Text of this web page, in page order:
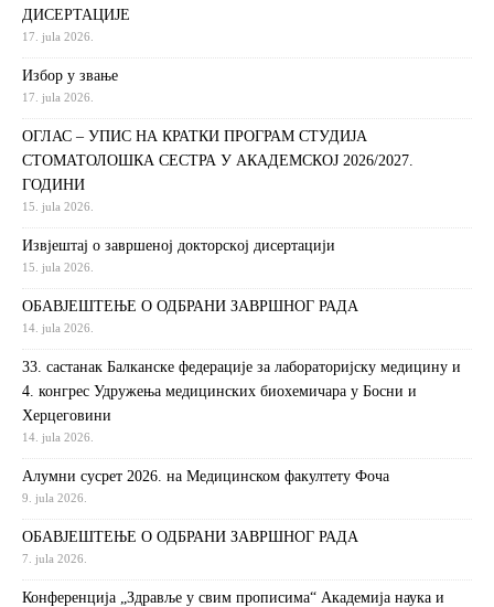
ДИСЕРТАЦИЈЕ
17. jula 2026.
Избор у звање
17. jula 2026.
ОГЛАС – УПИС НА КРАТКИ ПРОГРАМ СТУДИЈА
СТОМАТОЛОШКА СЕСТРА У АКАДЕМСКОЈ 2026/2027.
ГОДИНИ
15. jula 2026.
Извjeштaj o зaвршeнoj дoктoрскoj дисeртaциjи
15. jula 2026.
ОБАВЈЕШТЕЊЕ О ОДБРАНИ ЗАВРШНОГ РАДА
14. jula 2026.
33. састанак Балканске федерације за лабораторијску медицину и
4. конгрес Удружења медицинских биохемичара у Босни и
Херцеговини
14. jula 2026.
Алумни сусрет 2026. на Медицинском факултету Фоча
9. jula 2026.
ОБАВЈЕШТЕЊЕ О ОДБРАНИ ЗАВРШНОГ РАДА
7. jula 2026.
Конференција „Здравље у свим прописима“ Академија наука и